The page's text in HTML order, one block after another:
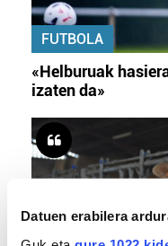
Datuen erabilera
FUTBOLA
«Helburuak
izaten da»